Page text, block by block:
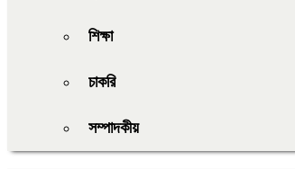
শিক্ষা
চাকরি
সম্পাদকীয়